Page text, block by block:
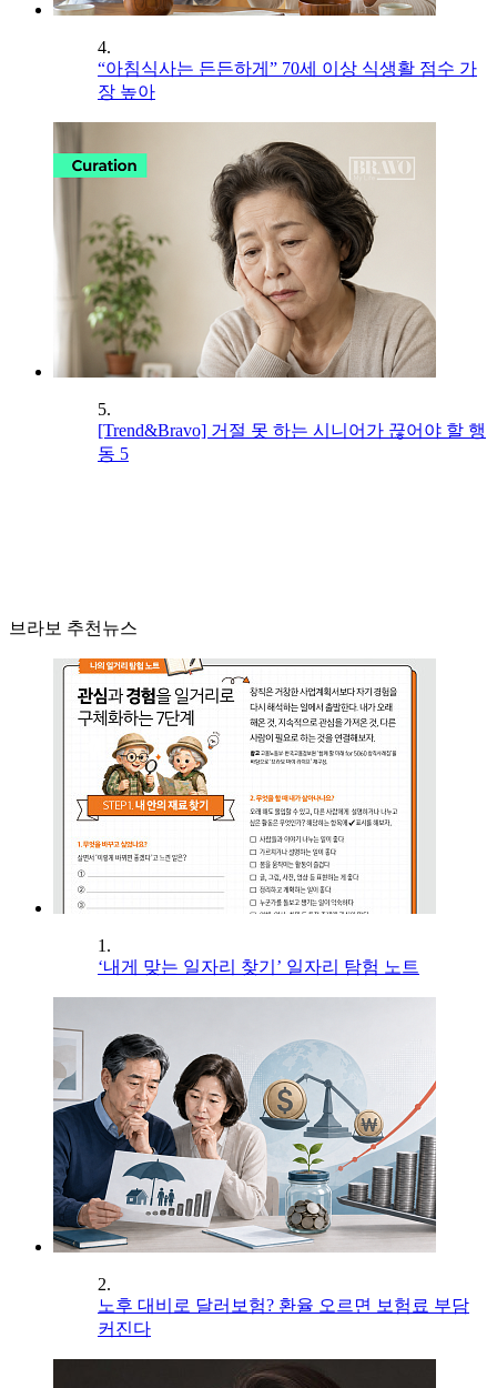
4.
“아침식사는 든든하게” 70세 이상 식생활 점수 가
장 높아
5.
[Trend&Bravo] 거절 못 하는 시니어가 끊어야 할 행
동 5
브라보 추천뉴스
1.
‘내게 맞는 일자리 찾기’ 일자리 탐험 노트
2.
노후 대비로 달러보험? 환율 오르면 보험료 부담
커진다